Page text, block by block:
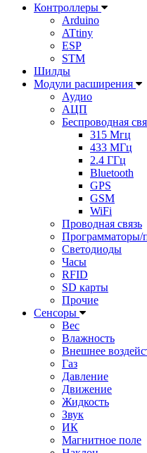
Контроллеры
Arduino
ATtiny
ESP
STM
Шилды
Модули расширения
Аудио
АЦП
Беспроводная
315 Мгц
433 МГц
2.4 ГГц
Bluetooth
GPS
GSM
WiFi
Проводная связь
Программаторы/
Светодиоды
Часы
RFID
SD карты
Прочие
Сенсоры
Вес
Влажность
Внешнее
Газ
Давление
Движение
Жидкость
Звук
ИК
Магнитное поле